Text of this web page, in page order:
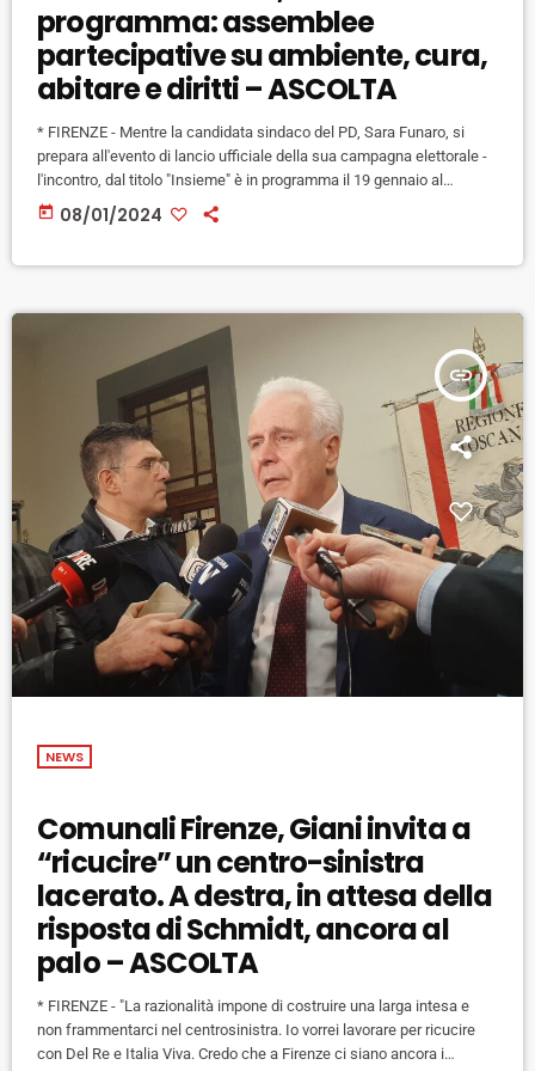
programma: assemblee
partecipative su ambiente, cura,
abitare e diritti – ASCOLTA
* FIRENZE - Mentre la candidata sindaco del PD, Sara Funaro, si
prepara all'evento di lancio ufficiale della sua campagna elettorale -
l'incontro, dal titolo "Insieme" è in programma il 19 gennaio al
PalaCongressi - il PD ha già avviato da alcune settimane il percorso
di "costruzione" del programma su due fronti. Da un lato con gli
today 08/01/2024
insert_link
NEWS
Comunali Firenze, Giani invita a
“ricucire” un centro-sinistra
lacerato. A destra, in attesa della
risposta di Schmidt, ancora al
palo – ASCOLTA
* FIRENZE - "La razionalità impone di costruire una larga intesa e
non frammentarci nel centrosinistra. Io vorrei lavorare per ricucire
con Del Re e Italia Viva. Credo che a Firenze ci siano ancora i